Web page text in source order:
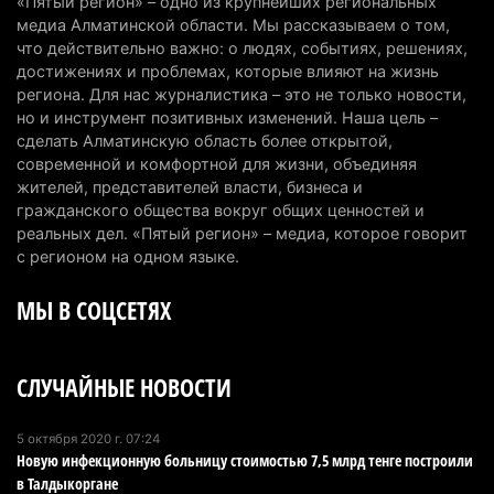
В Алматы приостановили лицензии 350
строительным компаниям
4 августа 2026 г. 12:06 223
В команде акима Алатау новое назначение: кто
возглавил аппарат города
4 августа 2026 г. 11:40
Выборы в Курултай: Алматинская область вошла
количеством избирателей
«От экспорта сырья - к сложным
Актобе план диверсификации
3 августа 2026 г. 20:46 151
медиа Алматинской области. Мы рассказываем о том,
что действительно важно: о людях, событиях, решениях,
достижениях и проблемах, которые влияют на жизнь
региона. Для нас журналистика – это не только новости,
но и инструмент позитивных изменений. Наша цель –
сделать Алматинскую область более открытой,
современной и комфортной для жизни, объединяя
жителей, представителей власти, бизнеса и
гражданского общества вокруг общих ценностей и
реальных дел. «Пятый регион» – медиа, которое говорит
с регионом на одном языке.
МЫ В СОЦСЕТЯХ
СЛУЧАЙНЫЕ НОВОСТИ
5 октября 2020 г. 07:24
Новую инфекционную больницу стоимостью 7,5 млрд тенге построили
в Талдыкоргане